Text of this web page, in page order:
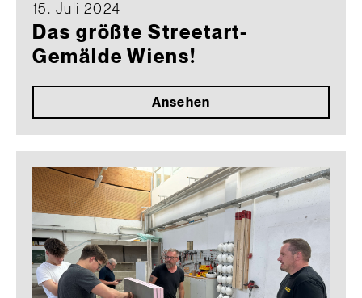
15. Juli 2024
Das größte Streetart-
Gemälde Wiens!
Ansehen